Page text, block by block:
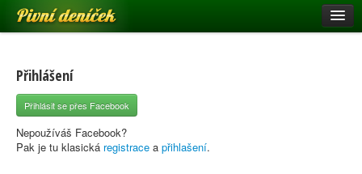
Pivní deníček
Pivní mapa
Pivní značky
Nápověda
Přihlášení
Přihlásit se přes Facebook
Nepoužíváš Facebook?
Pak je tu klasická registrace a přihlašení.